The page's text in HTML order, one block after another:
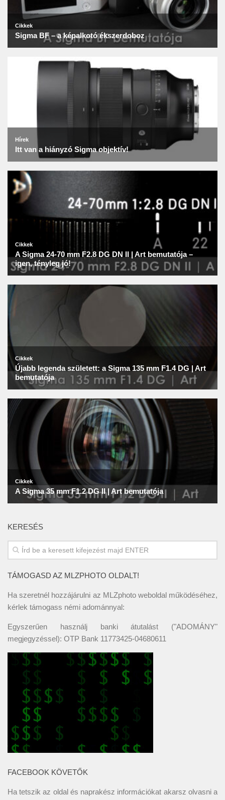
KERESÉS
TÁMOGASD AZ MLZPHOTO OLDALT!
Ha szeretnél hozzájárulni az MLZphoto weboldal működéséhez,
kérlek támogass némi adománnyal:
Egyszerűen használj banki átutalást ("ADOMÁNY"
megjegyzéssel): OTP Bank 11773425-04680611
FACEBOOK KÖVETŐK
Ha tetszik az oldal és naprakész információkat akarsz olvasni a